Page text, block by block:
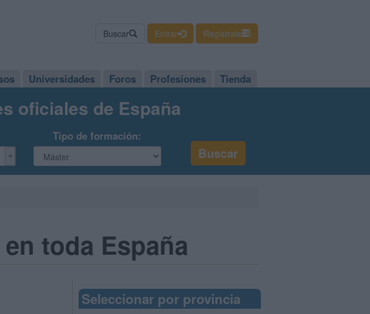
Buscar Entrar Regístrate
Universidades Foros Profesiones Tienda
oficiales de España
Tipo de formación:
toda España
Seleccionar por provincia